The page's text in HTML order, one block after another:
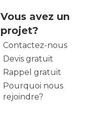
Vous avez un
projet?
Contactez-nous
Devis gratuit
Rappel gratuit
Pourquoi nous
rejoindre?